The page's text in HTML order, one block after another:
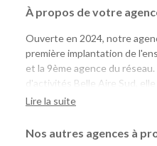
À propos de votre
Ouverte en 2024, notre
première implantation de
et la 9ème agence du
d'activités Belle Aire Sud,
comme aux professionnels
de tarifs compétitifs et d'un
Lire la suite
Nos autres agences à